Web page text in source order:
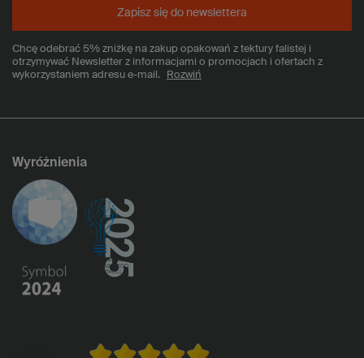
Chcę odebrać 5% zniżkę na zakup opakowań z tektury falistej i
otrzymywać Newsletter z informacjami o promocjach i ofertach z
wykorzystaniem adresu e-mail.
Rozwiń
Zapisz się do newslettera
Wyróżnienia